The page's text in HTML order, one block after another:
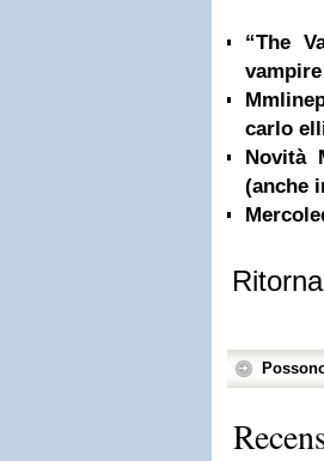
“The
vampire
carlo
Novità
(anche